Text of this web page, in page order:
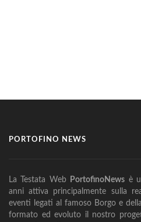
PORTOFINO NEWS
La Testata Web PortofinoNews è
anni attiva principalmente sulla
eventi legati al famoso Borgo e
formato ed evoluto il nostro